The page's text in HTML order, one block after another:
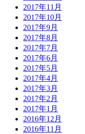
2017年11月
2017年10月
2017年9月
2017年8月
2017年7月
2017年6月
2017年5月
2017年4月
2017年3月
2017年2月
2017年1月
2016年12月
2016年11月